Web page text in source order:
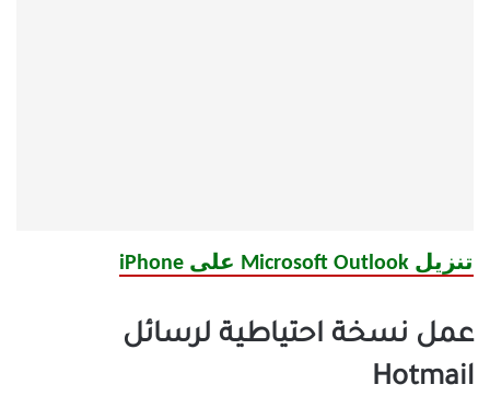
تنزيل Microsoft Outlook على iPhone
عمل نسخة احتياطية لرسائل
Hotmail